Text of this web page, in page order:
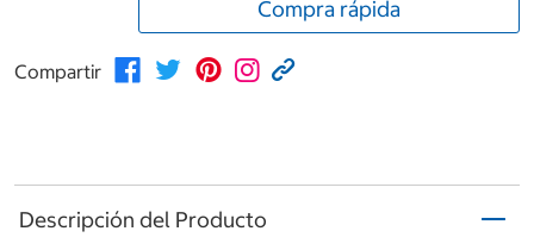
Compra rápida
Compartir
Descripción del Producto